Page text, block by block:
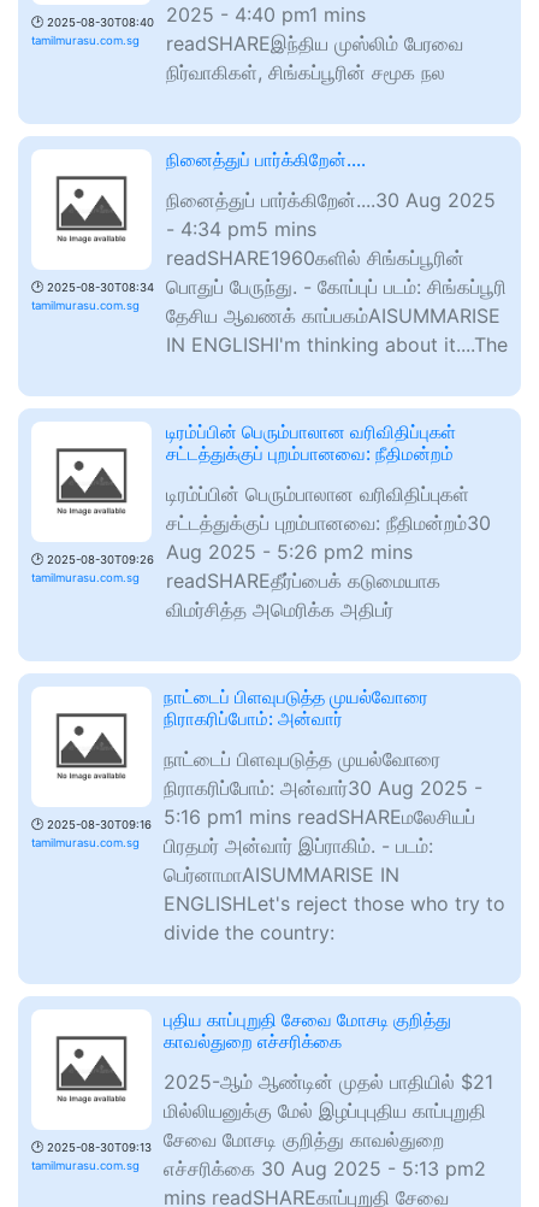
🕑 2025-08-30T08:40
tamilmurasu.com.sg
2025 - 4:40 pm1 mins
readSHAREஇந்திய முஸ்லிம் பேரவை
நிர்வாகிகள், சிங்கப்பூரின் சமூக நல
🕑 2025-08-30T08:34
tamilmurasu.com.sg
நினைத்துப் பார்க்கிறேன்....
நினைத்துப் பார்க்கிறேன்....30 Aug 2025
- 4:34 pm5 mins
readSHARE1960களில் சிங்கப்பூரின்
பொதுப் பேருந்து. - கோப்புப் படம்: சிங்கப்பூரி
தேசிய ஆவணக் காப்பகம்AISUMMARISE
IN ENGLISHI'm thinking about it....The
🕑 2025-08-30T09:26
tamilmurasu.com.sg
டிரம்ப்பின் பெரும்பாலான வரிவிதிப்புகள்
சட்டத்துக்குப் புறம்பானவை: நீதிமன்றம்
டிரம்ப்பின் பெரும்பாலான வரிவிதிப்புகள்
சட்டத்துக்குப் புறம்பானவை: நீதிமன்றம்30
Aug 2025 - 5:26 pm2 mins
readSHAREதீர்ப்பைக் கடுமையாக
விமர்சித்த அமெரிக்க அதிபர்
🕑 2025-08-30T09:16
tamilmurasu.com.sg
நாட்டைப் பிளவுபடுத்த முயல்வோரை
நிராகரிப்போம்: அன்வார்
நாட்டைப் பிளவுபடுத்த முயல்வோரை
நிராகரிப்போம்: அன்வார்30 Aug 2025 -
5:16 pm1 mins readSHAREமலேசியப்
பிரதமர் அன்வார் இப்ராகிம். - படம்:
பெர்னாமாAISUMMARISE IN
ENGLISHLet's reject those who try to
divide the country:
🕑 2025-08-30T09:13
tamilmurasu.com.sg
புதிய காப்புறுதி சேவை மோசடி குறித்து
காவல்துறை எச்சரிக்கை
2025-ஆம் ஆண்டின் முதல் பாதியில் $21
மில்லியனுக்கு மேல் இழப்புபுதிய காப்புறுதி
சேவை மோசடி குறித்து காவல்துறை
எச்சரிக்கை 30 Aug 2025 - 5:13 pm2
mins readSHAREகாப்புறுதி சேவை